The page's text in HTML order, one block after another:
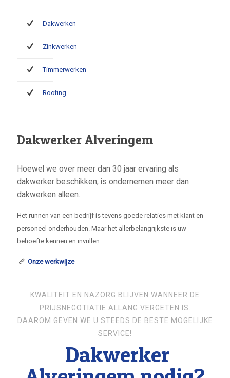
Dakwerken
Zinkwerken
Timmerwerken
Roofing
Dakwerker Alveringem
Hoewel we over meer dan 30 jaar ervaring als
dakwerker beschikken, is ondernemen meer dan
dakwerken alleen.
Het runnen van een bedrijf is tevens goede relaties met klant en
personeel onderhouden. Maar het allerbelangrijkste is uw
behoefte kennen en invullen.
Onze werkwijze
KWALITEIT EN NAZORG BLIJVEN WANNEER DE
PRIJSNEGOTIATIE ALLANG VERGETEN IS.
DAAROM GEVEN WE U STEEDS DE BESTE MOGELIJKE
SERVICE!
Dakwerker